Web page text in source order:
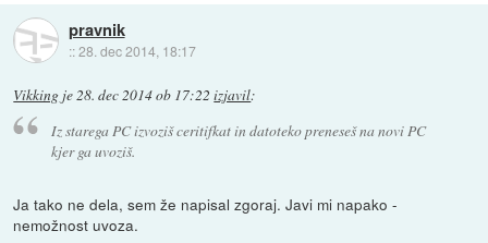
pravnik
::28. dec 2014, 18:17
Vikking je 28. dec 2014 ob 17:22 izjavil:
Iz starega PC izvoziš ceritifkat in datoteko preneseš na novi PC
kjer ga uvoziš.
Ja tako ne dela, sem že napisal zgoraj. Javi mi napako -
nemožnost uvoza.